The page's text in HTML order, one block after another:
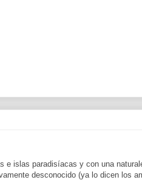
e islas paradisíacas y con una
desconocido (ya lo dicen los